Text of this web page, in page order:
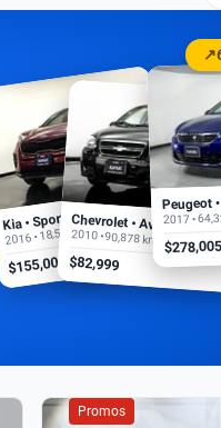
↗
Kia • Sportage EX
2016 • 18,500 km
$155,000
Chevrolet • Aveo
2010 • 90,878 km
$82,999
Peugeot
2017 •
$278,005
Promos